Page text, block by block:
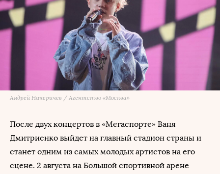
Андрей Никеричев / Агентство «Москва»
После двух концертов в «Мегаспорте» Ваня
Дмитриенко выйдет на главный стадион страны и
станет одним из самых молодых артистов на его
сцене. 2 августа на Большой спортивной арене